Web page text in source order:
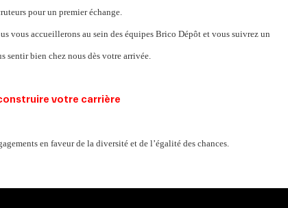
pour un premier échange.
vous accueillerons au sein des équipes Brico Dépôt et vous suivrez un
sentir bien chez nous dès votre arrivée.
votre carrière
en faveur de la diversité et de l’égalité des chances.